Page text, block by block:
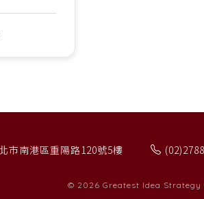
市南港區重陽路120號5樓
© 2026 Greatest Idea Strategy